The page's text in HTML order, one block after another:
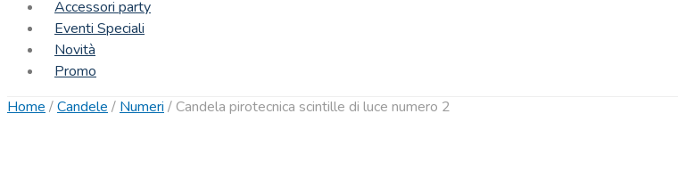
Accessori party
Eventi Speciali
Novità
Promo
Home /Candele / Numeri /Candela pirotecnica scintille di luce numero 2